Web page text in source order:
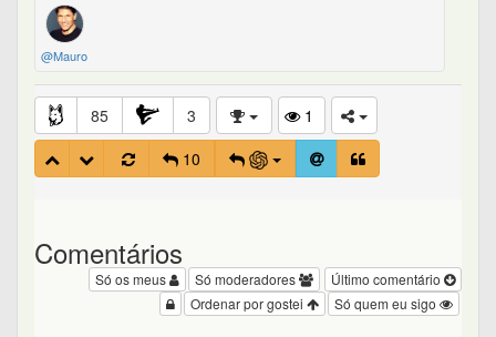
@Mauro
85 3
1
10
Comentários
Último comentário
Só moderadores
Só os meus
Só quem eu sigo
Ordenar por gostei